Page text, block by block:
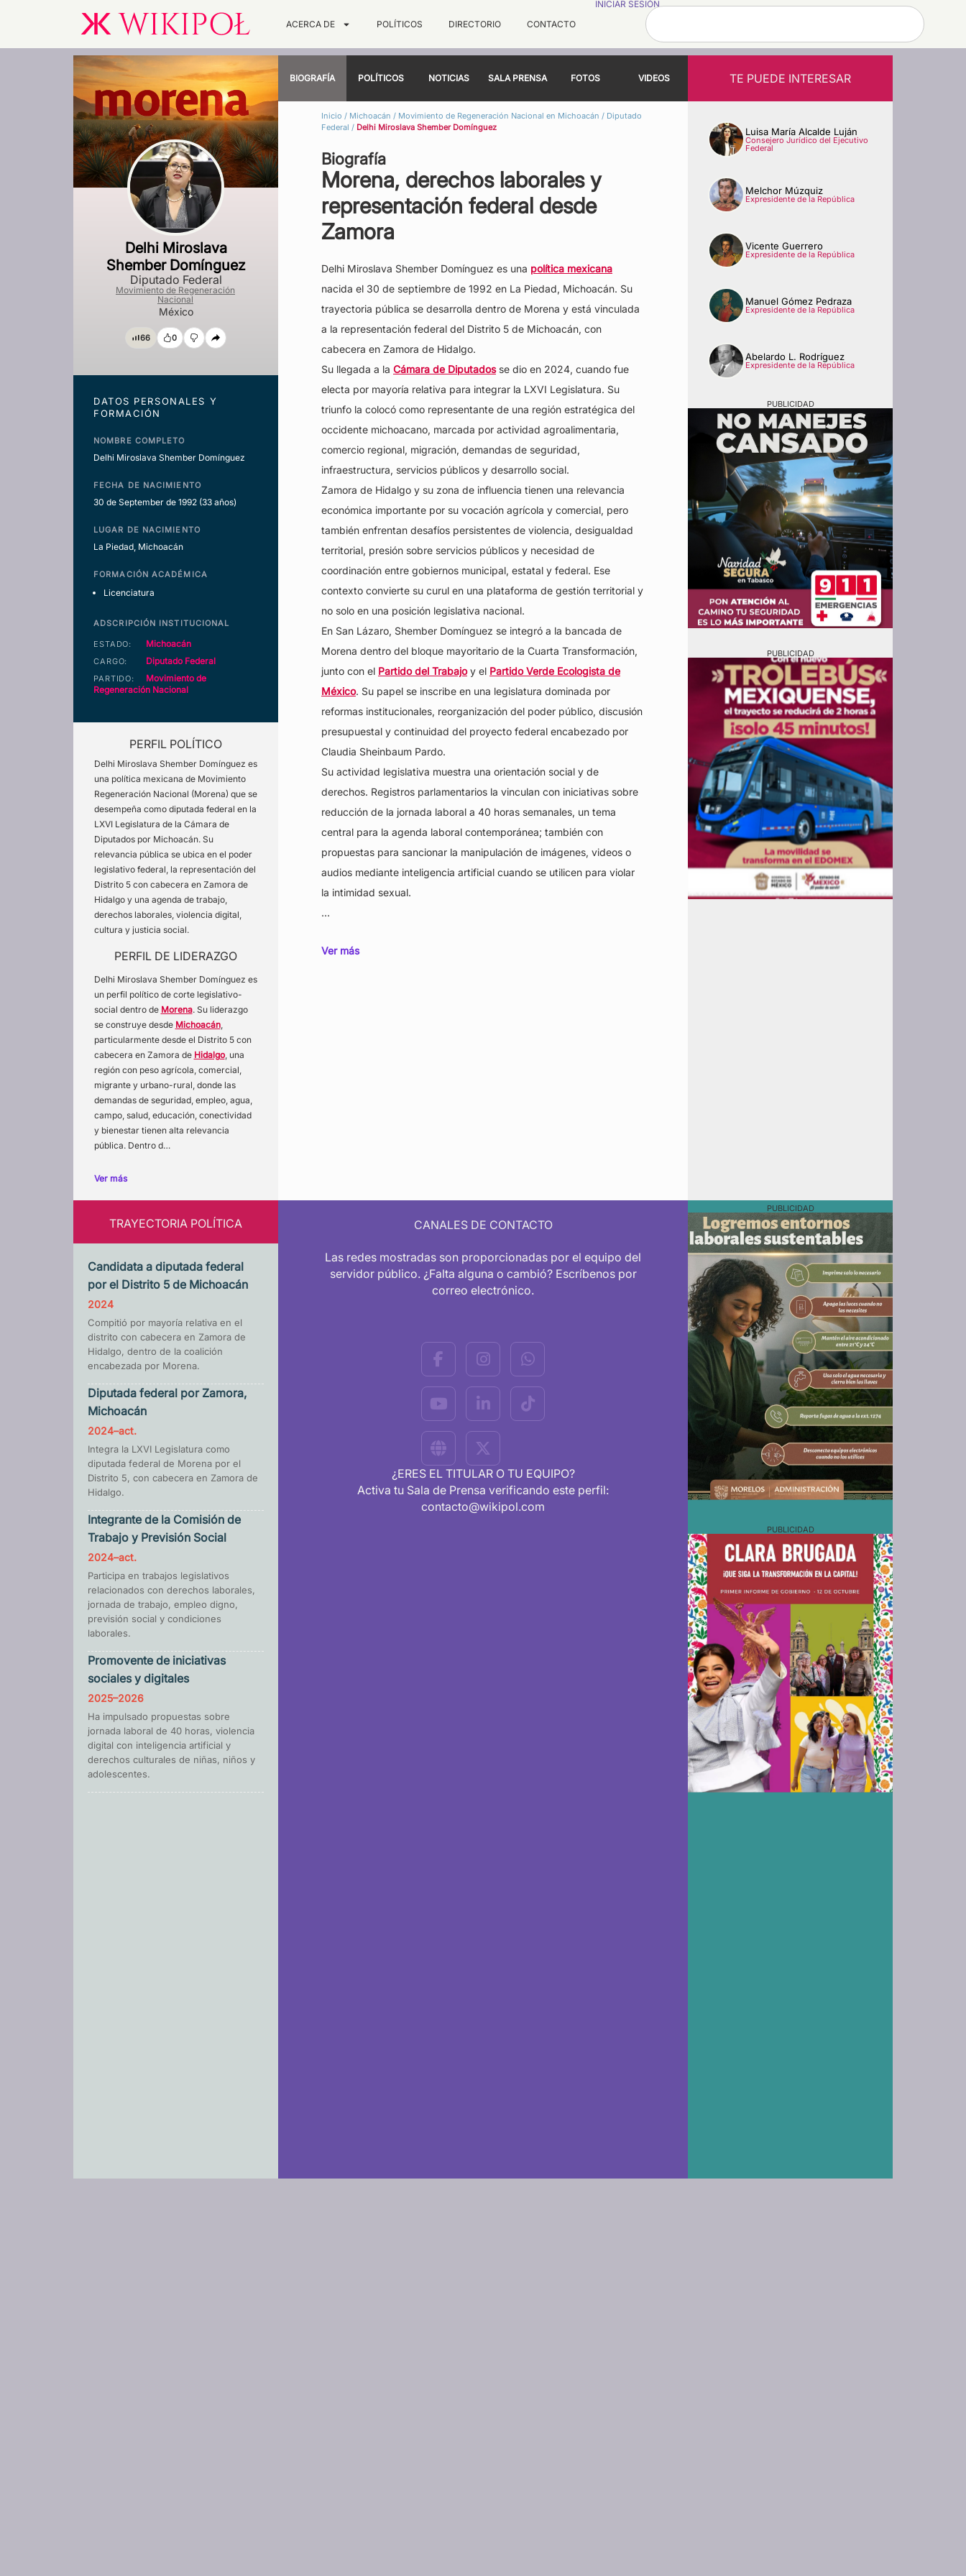
ACERCA DE POLÍTICOS DIRECTORIO CONTACTO
INICIAR SESIÓN
Delhi Miroslava
Shember Domínguez
Diputado Federal
Movimiento de Regeneración
Nacional
México
66 0
DATOS PERSONALES Y
FORMACIÓN
NOMBRE COMPLETO
Delhi Miroslava Shember Domínguez
FECHA DE NACIMIENTO
30 de September de 1992 (33 años)
LUGAR DE NACIMIENTO
La Piedad, Michoacán
FORMACIÓN ACADÉMICA
Licenciatura
ADSCRIPCIÓN INSTITUCIONAL
ESTADO: Michoacán
CARGO: Diputado Federal
PARTIDO:
Movimiento de
Regeneración Nacional
PERFIL POLÍTICO
Delhi Miroslava Shember Domínguez es
una política mexicana de Movimiento
Regeneración Nacional (Morena) que se
desempeña como diputada federal en la
LXVI Legislatura de la Cámara de
Diputados por Michoacán. Su
relevancia pública se ubica en el poder
legislativo federal, la representación del
Distrito 5 con cabecera en Zamora de
Hidalgo y una agenda de trabajo,
derechos laborales, violencia digital,
cultura y justicia social.
PERFIL DE LIDERAZGO
Delhi Miroslava Shember Domínguez es
un perfil político de corte legislativo-
social dentro de Morena. Su liderazgo
se construye desde Michoacán,
particularmente desde el Distrito 5 con
cabecera en Zamora de Hidalgo, una
región con peso agrícola, comercial,
migrante y urbano-rural, donde las
demandas de seguridad, empleo, agua,
campo, salud, educación, conectividad
y bienestar tienen alta relevancia
pública. Dentro d…
Ver más
BIOGRAFÍA POLÍTICOS NOTICIAS SALA PRENSA FOTOS VIDEOS
Inicio / Michoacán / Movimiento de Regeneración Nacional en Michoacán / Diputado
Federal / Delhi Miroslava Shember Domínguez
Biografía
Morena, derechos laborales y
representación federal desde
Zamora
Delhi Miroslava Shember Domínguez es una política mexicana
nacida el 30 de septiembre de 1992 en La Piedad, Michoacán. Su
trayectoria pública se desarrolla dentro de Morena y está vinculada
a la representación federal del Distrito 5 de Michoacán, con
cabecera en Zamora de Hidalgo.
Su llegada a la Cámara de Diputadosse dio en 2024, cuando fue
electa por mayoría relativa para integrar la LXVI Legislatura. Su
triunfo la colocó como representante de una región estratégica del
occidente michoacano, marcada por actividad agroalimentaria,
comercio regional, migración, demandas de seguridad,
infraestructura, servicios públicos y desarrollo social.
Zamora de Hidalgo y su zona de influencia tienen una relevancia
económica importante por su vocación agrícola y comercial, pero
también enfrentan desafíos persistentes de violencia, desigualdad
territorial, presión sobre servicios públicos y necesidad de
coordinación entre gobiernos municipal, estatal y federal. Ese
contexto convierte su curul en una plataforma de gestión territorial y
no solo en una posición legislativa nacional.
En San Lázaro, Shember Domínguez se integró a la bancada de
Morena dentro del bloque mayoritario de la Cuarta Transformación,
junto con el Partido del Trabajoy el Partido Verde Ecologista de
México. Su papel se inscribe en una legislatura dominada por
reformas institucionales, reorganización del poder público, discusión
presupuestal y continuidad del proyecto federal encabezado por
Claudia Sheinbaum Pardo.
Su actividad legislativa muestra una orientación social y de
derechos. Registros parlamentarios la vinculan con iniciativas sobre
reducción de la jornada laboral a 40 horas semanales, un tema
central para la agenda laboral contemporánea; también con
propuestas para sancionar la manipulación de imágenes, videos o
audios mediante inteligencia artificial cuando se utilicen para violar
la intimidad sexual.
…
Ver más
TE PUEDE INTERESAR
Luisa María Alcalde Luján
Consejero Jurídico del Ejecutivo
Federal
Melchor Múzquiz
Expresidente de la República
Vicente Guerrero
Expresidente de la República
Manuel Gómez Pedraza
Expresidente de la República
Abelardo L. Rodríguez
Expresidente de la República
PUBLICIDAD
PUBLICIDAD
TRAYECTORIA POLÍTICA
Candidata a diputada federal
por el Distrito 5 de Michoacán
2024
Compitió por mayoría relativa en el
distrito con cabecera en Zamora de
Hidalgo, dentro de la coalición
encabezada por Morena.
Diputada federal por Zamora,
Michoacán
2024–act.
Integra la LXVI Legislatura como
diputada federal de Morena por el
Distrito 5, con cabecera en Zamora de
Hidalgo.
Integrante de la Comisión de
Trabajo y Previsión Social
2024–act.
Participa en trabajos legislativos
relacionados con derechos laborales,
jornada de trabajo, empleo digno,
previsión social y condiciones
laborales.
Promovente de iniciativas
sociales y digitales
2025–2026
Ha impulsado propuestas sobre
jornada laboral de 40 horas, violencia
digital con inteligencia artificial y
derechos culturales de niñas, niños y
adolescentes.
CANALES DE CONTACTO
Las redes mostradas son proporcionadas por el equipo del
servidor público. ¿Falta alguna o cambió? Escríbenos por
correo electrónico.
¿ERES EL TITULAR O TU EQUIPO?
Activa tu Sala de Prensa verificando este perfil:
contacto@wikipol.com
PUBLICIDAD
PUBLICIDAD